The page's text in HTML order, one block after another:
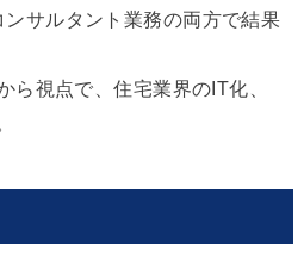
サルタント業務の両方で結果
ら視点で、住宅業界のIT化、